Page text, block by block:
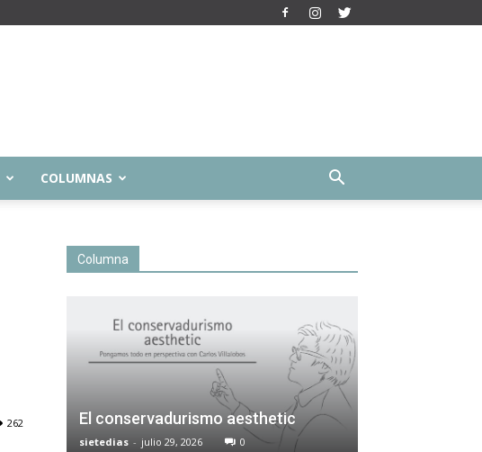
COLUMNAS
262
Columna
El conservadurismo aesthetic
sietedias - julio 29, 2026 0